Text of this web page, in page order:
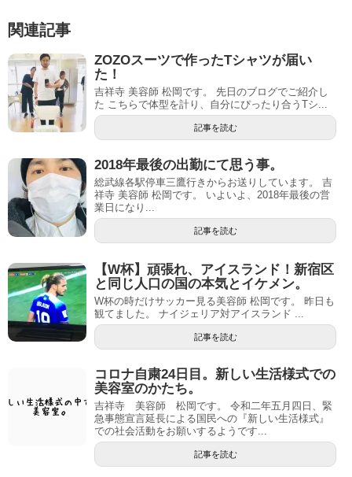
関連記事
ZOZOスーツで作ったTシャツが届い
た！
吉祥寺 美容師 松岡です。 先日のブログでご紹介し
た こちらで体型を計り、自分にぴったり合うTシ...
記事を読む
2018年最後の出勤にて思う事。
総武線各駅停車三鷹行きからお送りしています。 吉
祥寺 美容師 松岡です。 いよいよ、2018年最後の営
業日になり...
記事を読む
【W杯】頑張れ、アイスランド！新宿区
と同じ人口の国の本気とイケメン。
W杯の時だけサッカー見る美容師 松岡です。 昨日も
観てました。 ナイジェリア対アイスランド ...
記事を読む
コロナ自粛24日目。新しい生活様式での
美容室のかたち。
吉祥寺 美容師 松岡です。 令和二年五月四日、緊
急事態宣言延長による国民への『新しい生活様式』
での社会活動をお願いするようです...
記事を読む